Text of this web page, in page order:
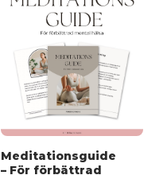
Meditationsguide
– För förbättrad